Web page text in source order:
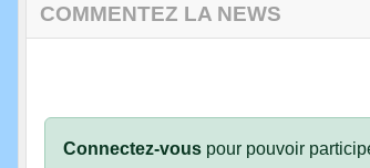
COMMENTEZ LA NEWS
Connectez-vous pour pouvoir